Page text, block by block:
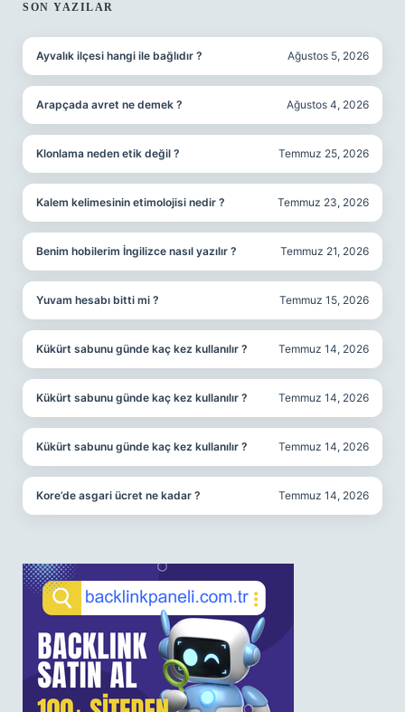
SIDEBAR
SON YAZILAR
Ayvalık ilçesi hangi ile bağlıdır ? Ağustos 5, 2026
Arapçada avret ne demek ? Ağustos 4, 2026
Klonlama neden etik değil ? Temmuz 25, 2026
Kalem kelimesinin etimolojisi nedir ? Temmuz 23, 2026
Benim hobilerim İngilizce nasıl yazılır ? Temmuz 21, 2026
Yuvam hesabı bitti mi ? Temmuz 15, 2026
Kükürt sabunu günde kaç kez kullanılır ? Temmuz 14, 2026
Kükürt sabunu günde kaç kez kullanılır ? Temmuz 14, 2026
Kükürt sabunu günde kaç kez kullanılır ? Temmuz 14, 2026
Kore’de asgari ücret ne kadar ? Temmuz 14, 2026